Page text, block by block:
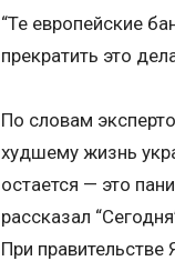
“Те европейские
прекратить это
По словам
худшему жизнь
остается — это
рассказал
При